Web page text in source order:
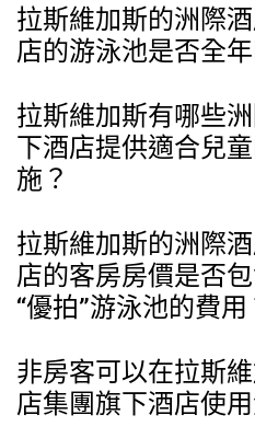
拉斯維加斯的洲際
店的游泳池是否全
拉斯維加斯有哪些
下酒店提供適合兒
施？
拉斯維加斯的洲際
店的客房房價是否
“優拍”游泳池的費用
非房客可以在拉斯
店集團旗下酒店使